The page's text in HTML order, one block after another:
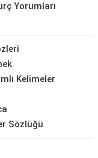
Yorumları
Kelimeler
Sözlüğü